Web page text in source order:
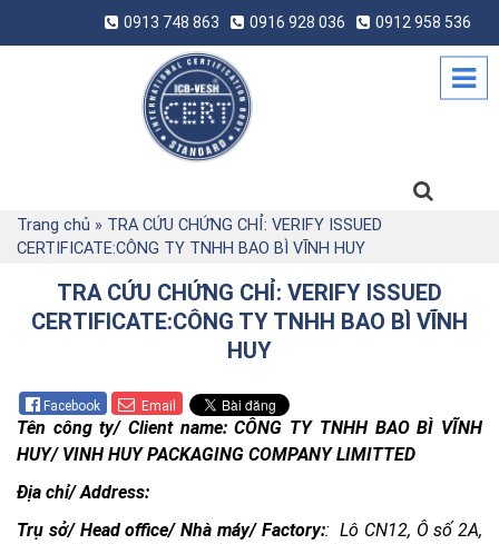
0913 748 863 0916 928 036 0912 958 536
Trang chủ » TRA CỨU CHỨNG CHỈ: VERIFY ISSUED
CERTIFICATE:CÔNG TY TNHH BAO BÌ VĨNH HUY
TRA CỨU CHỨNG CHỈ: VERIFY ISSUED
CERTIFICATE:CÔNG TY TNHH BAO BÌ VĨNH
HUY
Facebook Email
Tên công ty/ Client name: CÔNG TY TNHH BAO BÌ VĨNH
HUY/ VINH HUY PACKAGING COMPANY LIMITTED
Địa chỉ/ Address:
Trụ sở/ Head office/ Nhà máy/ Factory:: Lô CN12, Ô số 2A,